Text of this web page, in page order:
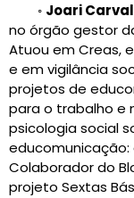
◦ Joari
no órgão gestor
Atuou em Creas,
e em vigilância
projetos de
para o trabalho e
psicologia social
educomunicação:
Colaborador do
projeto Sextas